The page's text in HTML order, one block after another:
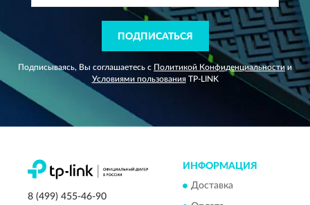
ПОДПИСАТЬСЯ
Подписываясь, Вы соглашаетесь с Политикой Конфиденциальности и
Условиями пользованияTP-LINK
8 (499) 455-46-90
ИНФОРМАЦИЯ
Доставка